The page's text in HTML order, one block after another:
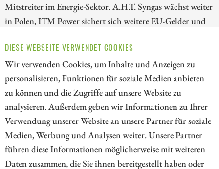
DIESE WEBSEITE VERWENDET COOKIES
Wir verwenden Cookies, um Inhalte und Anzeigen zu
personalisieren, Funktionen für soziale Medien anbieten
zu können und die Zugriffe auf unsere Website zu
analysieren. Außerdem geben wir Informationen zu Ihrer
Verwendung unserer Website an unsere Partner für soziale
Medien, Werbung und Analysen weiter. Unsere Partner
führen diese Informationen möglicherweise mit weiteren
Daten zusammen, die Sie ihnen bereitgestellt haben oder
Mitstreiter im Energie-Sektor. A.H.T. Syngas wächst weiter
in Polen, ITM Power sichert sich weitere EU-Gelder und
Karussell ist also wieder am Laufen, Investoren sollten
trotz Hitze weiter Gewehr bei Fuß stehen!
ZUM KOMMENTAR
// kapitalerhoehungen.de - © 2026 - Die Informationsplattform für
Investoren und Unternehmen rund um Kapitalerhöhung, Kapitalmarkt